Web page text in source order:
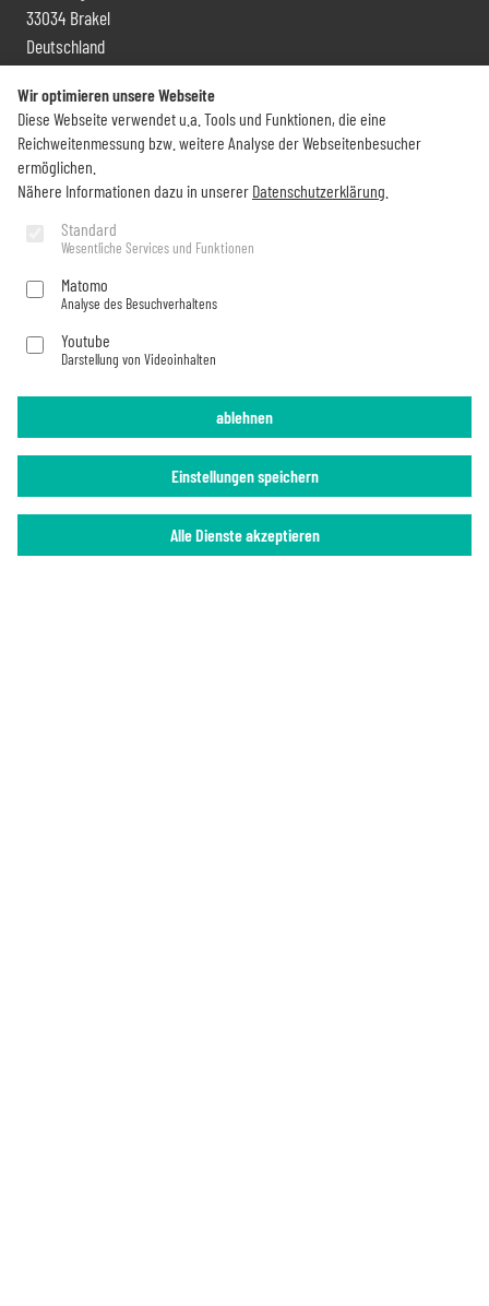
33034 Brakel
Deutschland
Kontakt und Vertrieb
+49 (0) 5272 6009 0
info@becker-brakel.de
Sie möchten rund um Becker immer auf dem Laufenden bleiben?
Jetzt abonnieren
Impressum Datenschutz
Wir optimieren unsere Webseite
Diese Webseite verwendet u.a. Tools und Funktionen, die eine
Reichweitenmessung bzw. weitere Analyse der Webseitenbesucher
ermöglichen.
Nähere Informationen dazu in unserer Datenschutzerklärung
Standard
Wesentliche Services und Funktionen
Matomo
Analyse des Besuchverhaltens
Youtube
Darstellung von Videoinhalten
Alle Dienste akzeptieren
Einstellungen speichern
ablehnen